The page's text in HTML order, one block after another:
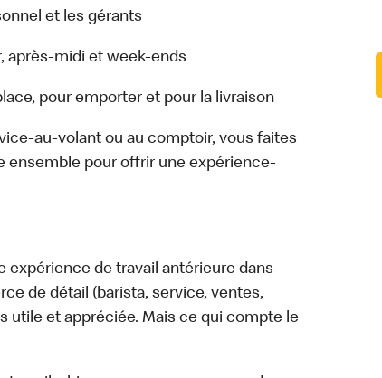
et les gérants
après-midi et week-ends
pour emporter et pour la livraison
au-volant ou au comptoir, vous faites
ensemble pour offrir une expérience-
expérience de travail antérieure dans
de détail (barista, service, ventes,
utile et appréciée. Mais ce qui compte le